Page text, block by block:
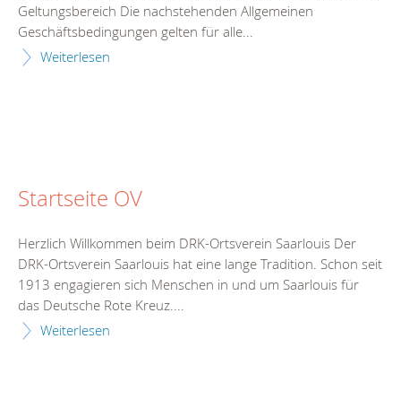
Geltungsbereich Die nachstehenden Allgemeinen
Geschäftsbedingungen gelten für alle...
Weiterlesen
Startseite OV
Herzlich Willkommen beim DRK-Ortsverein Saarlouis Der
DRK-Ortsverein Saarlouis hat eine lange Tradition. Schon seit
1913 engagieren sich Menschen in und um Saarlouis für
das Deutsche Rote Kreuz....
Weiterlesen